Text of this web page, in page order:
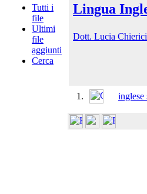
Tutti i
file
Ultimi
file
aggiunti
Cerca
Lingua
Dott. Lucia Chierici
1. inglese